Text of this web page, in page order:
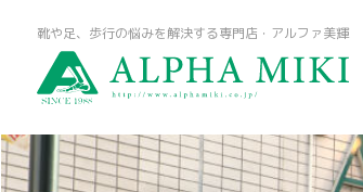
靴や足、歩行の悩みを解決する専門店・アルファ美輝